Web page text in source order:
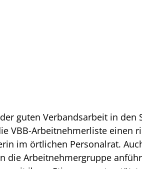
guten Verbandsarbeit in
VBB-Arbeitnehmerliste einen
im örtlichen Personalrat.
die Arbeitnehmergruppe